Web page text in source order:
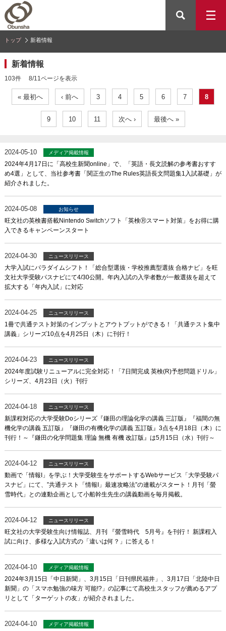
トップ 新着情報
新着情報
103件 8/11ページを表示
« 最初へ ‹ 前へ 3 4 5 6 7 8
9 10 11 次へ › 最後へ »
2024-05-10 メディア掲載情報
2024年4月17日に「高校生新聞online」で、「英語・長文読解の参考書おすす
め4選」として、当社参考書「関正生のThe Rules英語長文問題集1入試基礎」が
紹介されました。
2024-05-08 お知らせ
旺文社の英検書搭載Nintendo Switchソフト「英検Ⓡスマート対策」をお得に購
入できるキャンペーンスタート
2024-04-30 ニュースリリース
大学入試にパラダイムシフト！「総合型選抜・学校推薦型選抜 合格ナビ」を旺
文社大学受験パスナビにて4/30公開。年内入試の入学者数が一般選抜を超えて
拡大する「年内入試」に対応
2024-04-25 ニュースリリース
1冊で共通テスト対策のインプットとアウトプットができる！「共通テスト集中
講義」シリーズ10点を4月25日（木）に刊行！
2024-04-23 ニュースリリース
2024年度試験リニューアルに完全対応！「7日間完成 英検(R)予想問題ドリル」
シリーズ、4月23日（火）刊行
2024-04-18 ニュースリリース
新課程対応の大学受験Doシリーズ『鎌田の理論化学の講義 三訂版』『福間の無
機化学の講義 五訂版』『鎌田の有機化学の講義 五訂版』3点を4月18日（木）に
刊行！～『鎌田の化学問題集 理論 無機 有機 改訂版』は5月15日（水）刊行～
2024-04-12 ニュースリリース
動画で「情報I」を学ぶ！大学受験生をサポートするWebサービス「大学受験パ
スナビ」にて、”共通テスト「情報I」最速攻略法”の連載がスタート！月刊「螢
雪時代」との連動企画として小船幹生先生の講義動画を毎月掲載。
2024-04-12 ニュースリリース
旺文社の大学受験生向け情報誌、月刊 『螢雪時代 5月号』を刊行！ 新課程入
試に向け、多様な入試方式の「違いは何？」に答える！
2024-04-10 メディア掲載情報
2024年3月15日「中日新聞」、3月15日「日刊県民福井」、3月17日「北陸中日
新聞」の「スマホ勉強の味方 可能!?」の記事にて高校生スタッフが薦めるアプ
リとして「ターゲットの友」が紹介されました。
2024-04-10 メディア掲載情報